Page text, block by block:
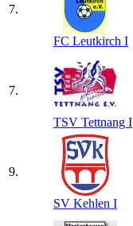
7.
FC Leutkirch I
7.
TSV Tettnang I
9.
SV Kehlen I